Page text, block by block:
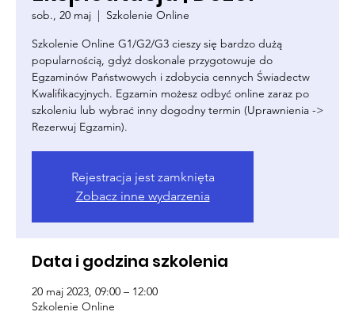
sob., 20 maj
  |
Szkolenie Online
Szkolenie Online G1/G2/G3 cieszy się bardzo dużą
popularnością, gdyż doskonale przygotowuje do
Egzaminów Państwowych i zdobycia cennych Świadectw
Kwalifikacyjnych. Egzamin możesz odbyć online zaraz po
szkoleniu lub wybrać inny dogodny termin (Uprawnienia ->
Rezerwuj Egzamin).
Rejestracja jest zamknięta
Zobacz inne wydarzenia
Data i godzina szkolenia
20 maj 2023, 09:00 – 12:00
Szkolenie Online